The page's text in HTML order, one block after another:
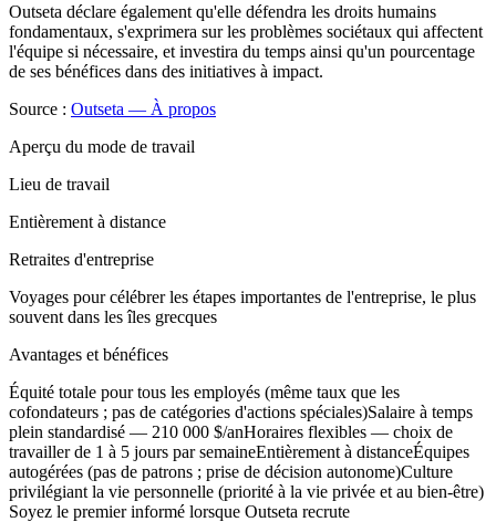
Outseta déclare également qu'elle défendra les droits humains
fondamentaux, s'exprimera sur les problèmes sociétaux qui affectent
l'équipe si nécessaire, et investira du temps ainsi qu'un pourcentage
de ses bénéfices dans des initiatives à impact.
Source : Outseta — À propos
Aperçu du mode de travail
Lieu de travail
Entièrement à distance
Retraites d'entreprise
Voyages pour célébrer les étapes importantes de l'entreprise, le plus
souvent dans les îles grecques
Avantages et bénéfices
Équité totale pour tous les employés (même taux que les
cofondateurs ; pas de catégories d'actions spéciales)Salaire à temps
plein standardisé — 210 000 $/anHoraires flexibles — choix de
travailler de 1 à 5 jours par semaineEntièrement à distanceÉquipes
autogérées (pas de patrons ; prise de décision autonome)Culture
privilégiant la vie personnelle (priorité à la vie privée et au bien-être)
Soyez le premier informé lorsque Outseta recrute